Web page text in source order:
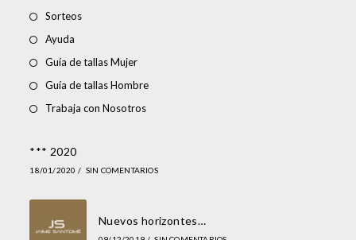
Sorteos
Ayuda
Guía de tallas Mujer
Guía de tallas Hombre
Trabaja con Nosotros
*** 2020
18/01/2020 / SIN COMENTARIOS
Nuevos horizontes…